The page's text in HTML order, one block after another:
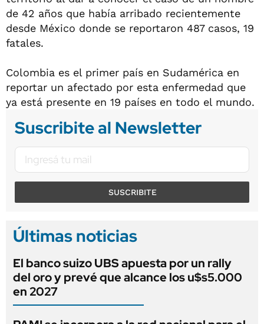
de 42 años que había arribado recientemente
desde México donde se reportaron 487 casos, 19
fatales.
Colombia es el primer país en Sudamérica en
reportar un afectado por esta enfermedad que
ya está presente en 19 países en todo el mundo.
Suscribite al Newsletter
SUSCRIBITE
Últimas noticias
El banco suizo UBS apuesta por un rally
del oro y prevé que alcance los u$s5.000
en 2027